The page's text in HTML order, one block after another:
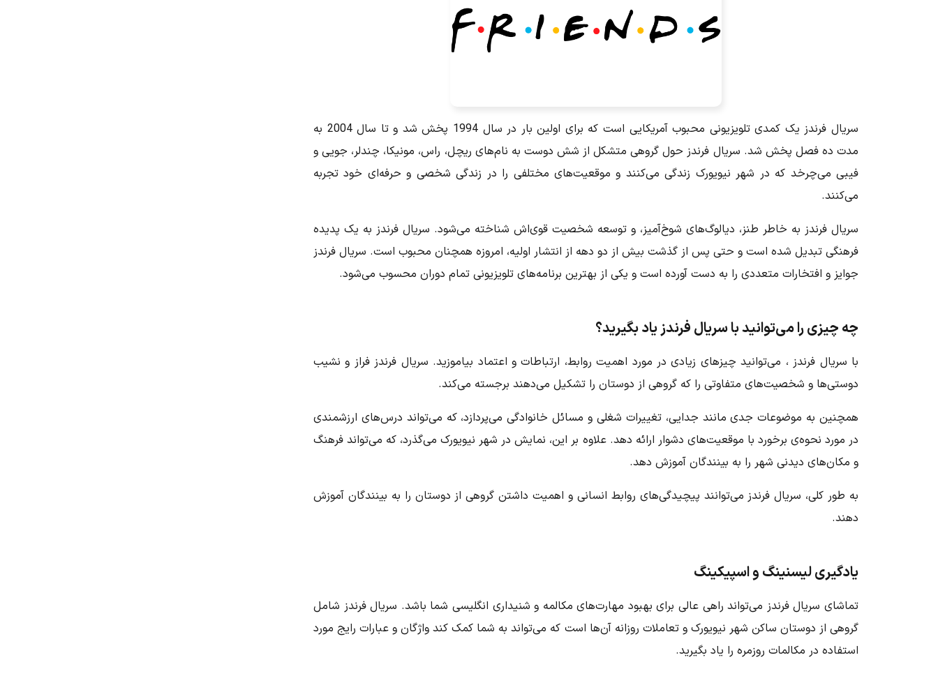
سریال فرندز
یک کمدی تلویزیونی محبوب آمریکایی است که برای اولین بار در سال 1994 پخش شد و تا سال 2004 به
مدت ده فصل پخش شد. سریال فرندز حول گروهی متشکل از شش دوست به نام‌های ریچل، راس، مونیکا، چندلر، جویی و
فیبی می‌چرخد که در شهر نیویورک زندگی می‌کنند و موقعیت‌های مختلفی را در زندگی شخصی و حرفه‌ای خود تجربه
می‌کنند.
سریال فرندز به خاطر طنز، دیالوگ‌های شوخ‌آمیز، و توسعه شخصیت قوی‌اش شناخته می‌شود. سریال فرندز به یک پدیده
فرهنگی تبدیل شده است و حتی پس از گذشت بیش از دو دهه از انتشار اولیه، امروزه همچنان محبوب است. سریال فرندز
جوایز و افتخارات متعددی را به دست آورده است و یکی از بهترین برنامه‌های تلویزیونی تمام دوران محسوب می‌شود.
چه چیزی را می‌توانید با سریال فرندز یاد بگیرید؟
با سریال فرندز ، می‌توانید چیزهای زیادی در مورد اهمیت روابط، ارتباطات و اعتماد بیاموزید. سریال فرندز فراز و نشیب
دوستی‌ها و شخصیت‌های متفاوتی را که گروهی از دوستان را تشکیل می‌دهند برجسته می‌کند.
همچنین به موضوعات جدی مانند جدایی، تغییرات شغلی و مسائل خانوادگی می‌پردازد، که می‌تواند درس‌های ارزشمندی
در مورد نحوه‌ی برخورد با موقعیت‌های دشوار ارائه دهد. علاوه بر این، نمایش در شهر نیویورک می‌گذرد، که می‌تواند فرهنگ
و مکان‌های دیدنی شهر را به بینندگان آموزش دهد.
به طور کلی، سریال فرندز می‌توانند پیچیدگی‌های روابط انسانی و اهمیت داشتن گروهی از دوستان را به بینندگان آموزش
دهند.
یادگیری لیسنینگ و اسپیکینگ
تماشای سریال فرندز می‌تواند راهی عالی برای بهبود مهارت‌های مکالمه و شنیداری انگلیسی شما باشد. سریال فرندز شامل
گروهی از دوستان ساکن شهر نیویورک و تعاملات روزانه آن‌ها است که می‌تواند به شما کمک کند واژگان و عبارات رایج مورد
استفاده در مکالمات روزمره را یاد بگیرید.